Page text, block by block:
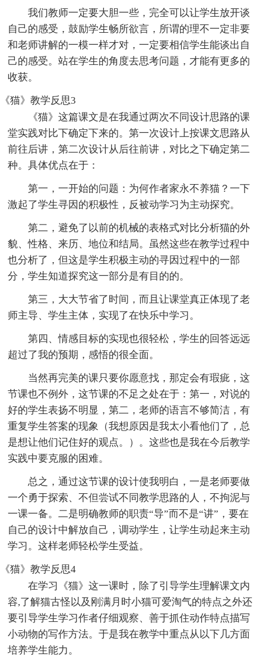
我们教师一定要大胆一些，完全可以让学生放开谈
自己的感受，鼓励学生畅所欲言，所谓的理不一定非要
和老师讲解的一模一样才对，一定要相信学生能谈出自
己的感受。站在学生的角度去思考问题，才能有更多的
收获。
《猫》教学反思3
《猫》这篇课文是在我通过两次不同设计思路的课
堂实践对比下确定下来的。第一次设计上按课文思路从
前往后讲，第二次设计从后往前讲，对比之下确定第二
种。具体优点在于：
第一，一开始的问题：为何作者家永不养猫？一下
激起了学生寻因的积极性，反被动学习为主动探究。
第二，避免了以前的机械的表格式对比分析猫的外
貌、性格、来历、地位和结局。虽然这些在教学过程中
也分析了，但这是学生积极主动的寻因过程中的一部
分，学生知道探究这一部分是有目的的。
第三，大大节省了时间，而且让课堂真正体现了老
师主导、学生主体，实现了在快乐中学习。
第四、情感目标的实现也很轻松，学生的回答远远
超过了我的预期，感悟的很全面。
当然再完美的课只要你愿意找，那定会有瑕疵，这
节课也不例外，这节课的不足之处在于：第一，对说的
好的学生表扬不明显，第二，老师的语言不够简洁，有
重复学生答案的现象（我想原因是我太小看他们了，总
是想让他们记住好的观点。）。这些也是我在今后教学
实践中要克服的困难。
总之，通过这节课的设计使我明白，一是老师要做
一个勇于探索、不但尝试不同教学思路的人，不拘泥与
一课一备。二是明确教师的职责“导”而不是“讲”，要在
自己的设计中解放自己，调动学生，让学生动起来主动
学习。这样老师轻松学生受益。
《猫》教学反思4
在学习《猫》这一课时，除了引导学生理解课文内
容,了解猫古怪以及刚满月时小猫可爱淘气的特点之外还
要引导学生学习作者仔细观察、善于抓住动作特点描写
小动物的写作方法。于是我在教学中重点从以下几方面
培养学生能力。